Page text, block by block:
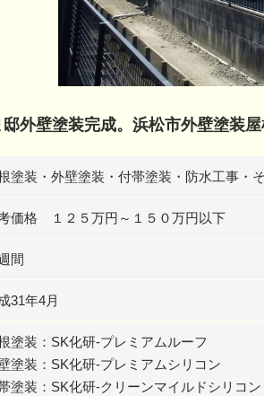
外壁塗装完成。浜松市外壁塗装
塗装・外壁塗装・付帯塗装・防水工事・
価格 １２５万円～１５０万円以下
間
31年4月
塗装：SK化研-プレミアムルーフ
塗装：SK化研-プレミアムシリコン
塗装：SK化研-クリーンマイルドシリコン